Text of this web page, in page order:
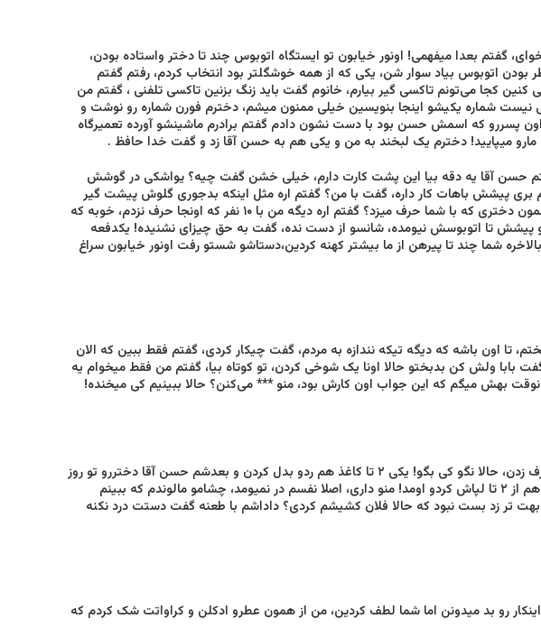
گفتم بعدا میفهمی! اونور خیابون تو ایستگاه اتوبوس چند تا دختر واستاده بودن،
بودن اتوبوس بیاد سوار شن، یکی‌ که از همه خوشگلتر بود انتخاب کردم، رفتم گفتم
کجا می‌تونم تاکسی گیر بیارم، خانوم گفت باید زنگ بزنین تاکسی تلفنی ، گفتم من
نیست شماره یکیشو اینجا بنویسین خیلی‌ ممنون میشم، دخترم فورن شماره رو نوشت و
پسررو که اسمش حسن بود با دست نشون دادم گفتم برادرم ماشینشو آورده تعمیرگاه
میپایید! دخترم یک لبخند به من و یکی‌ هم به حسن آقا زد و گفت خدا حافظ .
حسن آقا یه دقه بیا این پشت کارت دارم، خیلی‌ خشن گفت چیه؟ یواشکی در گوشش
پیشش باهات کار داره، گفت با من؟ گفتم اره مثل اینکه بدجوری گلوش پیشت گیر
کرده، اینم شماره تلفنش داد که بدم به شما، پرسید همون دختری که با شما حرف میزد؟ گفتم اره دیگه من با ۱۰ نفر که اونجا حرف نزدم، خوبه که
پیشش تا اتوبوسش نیومده، شانسو از دست نده، گفت به حق چیزای نشنیده! یکدفعه
شما چند تا پیرهن از ما بیشتر کهنه کردین،دستاشو شستو رفت اونور خیابون سراغ
تا اون باشه که دیگه تیکه نندازه به مردم، گفت چیکار کردی، گفتم فقط ببین که الان
بابا ولش کن بدبختو حالا اونا یک شوخی کردن، تو کوتاه بیا، گفتم من فقط میخوام یه
بهش میگم که این جواب اون کارش بود، منو *** می‌کنن؟ حالا ببینیم کی‌ میخنده!
حسن آقا رفت اونور خیابونو شروع کرد با دختره به حرف زدن، حالا نگو کی بگو! یکی‌ ۲ تا کاغذ هم ردو بدل کردن و بعدشم حسن آقا دختررو تو روز
روشن تو ایستگاه اتوبوس، جلو همه بغل کردو بوسی هم از ۲ تا لپاش کردو اومد! منو داری، اصلا نفسم در نمیومد، چشامو مالوندم که ببینم
تر زد بست نبود که حالا فلان کشیشم کردی؟ داداشم با طعنه گفت دستت درد نکنه
رو بد میدونن اما شما لطف کردین، من از همون عطرو ادکلن و کراواتت شک کردم که